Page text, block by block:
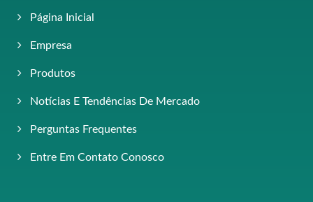
Página Inicial
Empresa
Produtos
Notícias E Tendências De Mercado
Perguntas Frequentes
Entre Em Contato Conosco